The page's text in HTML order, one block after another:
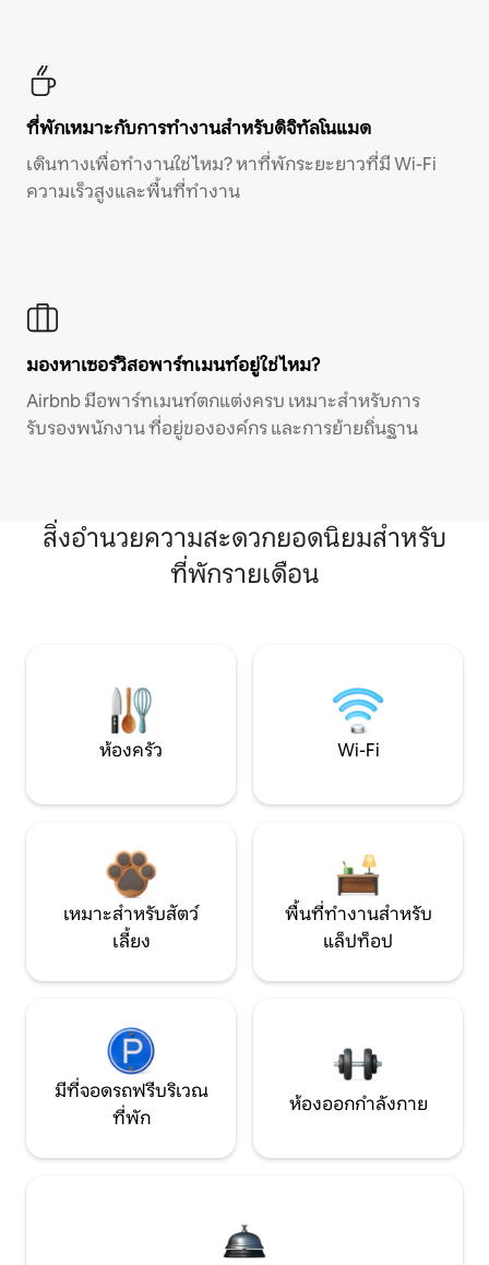
ที่พักเหมาะกับการทำงานสำหรับดิจิทัลโนแมด
เดินทางเพื่อทำงานใช่ไหม? หาที่พักระยะยาวที่มี Wi-Fi
ความเร็วสูงและพื้นที่ทำงาน
มองหาเซอร์วิสอพาร์ทเมนท์อยู่ใช่ไหม?
Airbnb มีอพาร์ทเมนท์ตกแต่งครบ เหมาะสำหรับการ
รับรองพนักงาน ที่อยู่ขององค์กร และการย้ายถิ่นฐาน
สิ่งอำนวยความสะดวกยอดนิยมสำหรับ
ที่พักรายเดือน
ห้องครัว Wi-Fi
เหมาะสำหรับสัตว์
เลี้ยง
พื้นที่ทำงานสำหรับ
แล็ปท็อป
มีที่จอดรถฟรีบริเวณ
ที่พัก
ห้องออกกำลังกาย